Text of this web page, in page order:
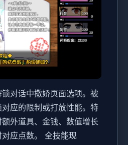
对话中撒娇页面选项。 被
应的限制或打放性能。 特
外道具、金钱、数值增长
应点数。
全技能现